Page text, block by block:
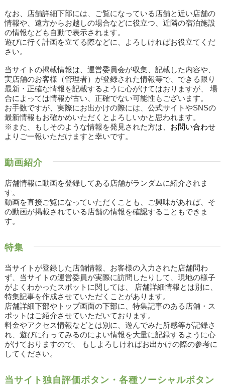
なお、店舗詳細下部には、ご覧になっている店舗と近い店舗の
情報や、遠方からお越しの場合などに役立つ、近隣の宿泊施設
の情報なども自動で表示されます。
遊びに行く計画を立てる際などに、よろしければお役立てくだ
さい。
当サイトの掲載情報は、運営委員会が収集、記載した内容や、
実店舗のお客様（管理者）が登録された情報等で、できる限り
最新・正確な情報を記載するように心がけてはおりますが、 場
合によっては情報が古い、正確でない可能性もございます。
お手数ですが、実際にお出かけの際には、公式サイトやSNSの
最新情報もお確かめいただくとよろしいかと思われます。
※また、もしそのような情報を発見された方は、 お問い合わせ
よりご一報いただけますと幸いです。
動画紹介
店舗情報に動画を登録してある店舗がランダムに紹介されま
す。
動画を直接ご覧になっていただくことも、ご興味があれば、そ
の動画が掲載されている店舗の情報を確認することもできま
す。
特集
当サイトが登録した店舗情報、お客様の入力された店舗問わ
ず、当サイトの運営委員が実際に訪問したりして、現地の様子
がよくわかったスポットに関しては、 店舗詳細情報とは別に、
特集記事を作成させていただくことがあります。
店舗詳細下部やトップ画面の下部に、特集記事のある店舗・ス
ポットはご紹介させていただいております。
料金やアクセス情報などとは別に、遊んでみた所感等が記録さ
れ、遊びに行ってみるのによい情報を大量に記録するように心
がけておりますので、 もしよろしければお出かけの際の参考に
してください。
当サイト独自評価ボタン・各種ソーシャルボタン